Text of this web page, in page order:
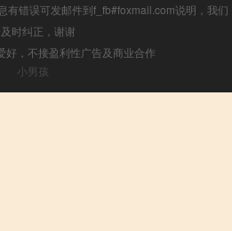
有错误可发邮件到f_fb#foxmail.com说明，我们
时纠正，谢谢
好，不接盈利性广告及商业合作
小男孩